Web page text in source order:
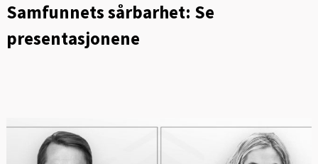
Samfunnets sårbarhet: Se
presentasjonene